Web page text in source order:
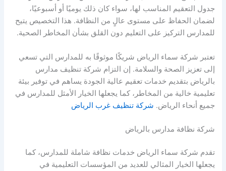
جدول التعقيم المناسب لها، سواء كان ذلك يوميًا أو أسبوعيًا،
لضمان الحفاظ على مستوى عالٍ من النظافة. هذا التخصيص يتيح
للمدارس التركيز على التعليم دون القلق بشأن المخاطر الصحية.
تعتبر شركة سماء الرياض شريكًا موثوقًا به للمدارس التي تسعي
إلى تعزيز الصحة والسلامة. إن التزام شركة تنظيف مدارس
بالرياض بتقديم خدمات تعقيم عالية الجودة يساهم في توفير بيئة
تعليمية خالية من المخاطر، كما يجعلها الخيار الأمثل للمدارس في
جميع أنحاء الرياض. شركة تنظيف غرب الرياض
شركة نظافة مدارس بالرياض
تقدم شركة سماء الرياض خدمات نظافة شاملة للمدارس، كما
يجعلها الخيار المثالي للعديد من المؤسسات التعليمية في